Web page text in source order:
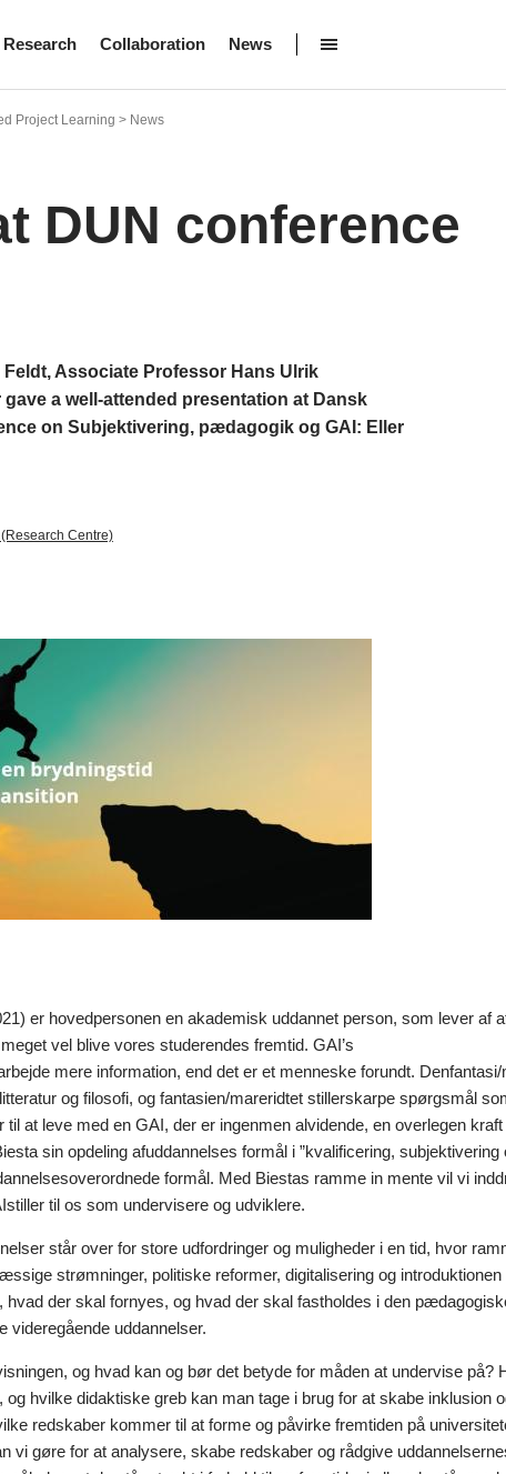
Research Collaboration News
Project Learning > News
DUN conference
Associate Professor Hans Ulrik
a well-attended presentation at Dansk
on Subjektivering, pædagogik og GAI: Eller
Centre)
er hovedpersonen en akademisk uddannet person, som lever af
vel blive vores studerendes fremtid. GAI’s
mere information, end det er et menneske forundt. Denfantasi/
og filosofi, og fantasien/mareridtet stillerskarpe spørgsmål
at leve med en GAI, der er ingenmen alvidende, en overlegen kraft
sin opdeling afuddannelses formål i ”kvalificering, subjektivering
formål. Med Biestas ramme in mente vil vi
til os som undervisere og udviklere.
står over for store udfordringer og muligheder i en tid, hvor
strømninger, politiske reformer, digitalisering og introduktionen
der skal fornyes, og hvad der skal fastholdes i den
uddannelser.
og hvad kan og bør det betyde for måden at undervise på?
hvilke didaktiske greb kan man tage i brug for at skabe inklusion
redskaber kommer til at forme og påvirke fremtiden på
vi gøre for at analysere, skabe redskaber og rådgive